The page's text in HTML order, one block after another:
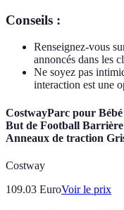
Conseils :
Renseignez-vous
annoncés dans les
Ne soyez pas
interaction est une
CostwayParc pour
But de Football
Anneaux de traction
Costway
109.03 EuroVoir le prix